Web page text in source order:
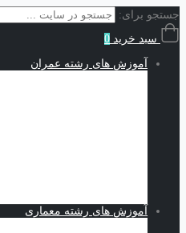
جستجو برای:
سبد خرید 0
آموزش های رشته عمران
آموزش های رشته معماری